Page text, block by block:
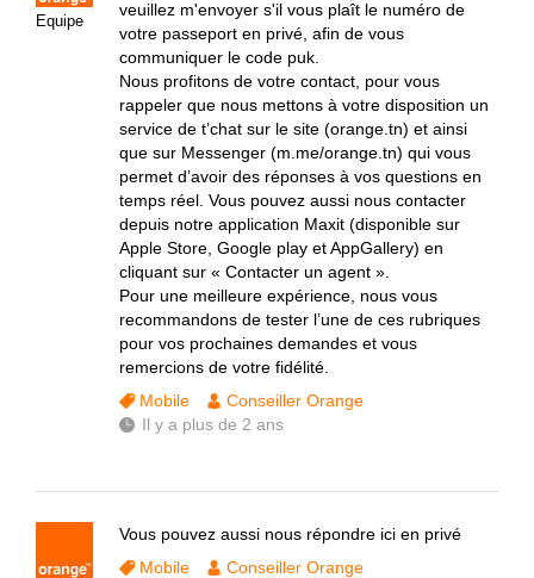
Equipe
veuillez m'envoyer s'il vous plaît le numéro de
votre passeport en privé, afin de vous
communiquer le code puk.
Nous profitons de votre contact, pour vous
rappeler que nous mettons à votre disposition un
service de t’chat sur le site (orange.tn) et ainsi
que sur Messenger (m.me/orange.tn) qui vous
permet d’avoir des réponses à vos questions en
temps réel. Vous pouvez aussi nous contacter
depuis notre application Maxit (disponible sur
Apple Store, Google play et AppGallery) en
cliquant sur « Contacter un agent ».
Pour une meilleure expérience, nous vous
recommandons de tester l’une de ces rubriques
pour vos prochaines demandes et vous
remercions de votre fidélité.
Mobile
Conseiller Orange
Il y a plus de 2 ans
Vous pouvez aussi nous répondre ici en privé
Mobile
Conseiller Orange